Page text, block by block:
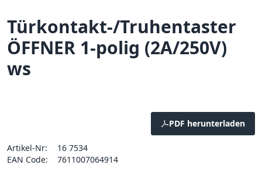
Türkontakt-/Truhentaster
ÖFFNER 1-polig (2A/250V)
ws
PDF herunterladen
Artikel-Nr:
16 7534
EAN Code:
7611007064914